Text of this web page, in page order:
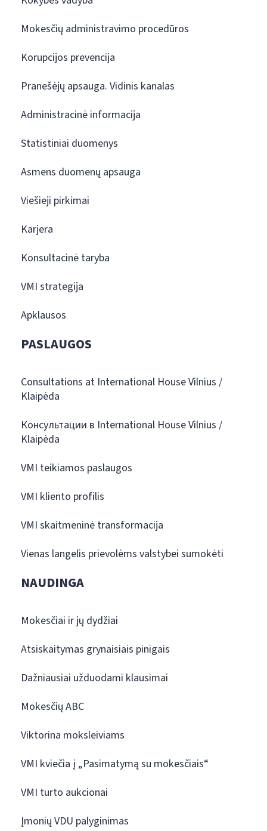
Mokesčių administravimo procedūros
Korupcijos prevencija
Pranešėjų apsauga. Vidinis kanalas
Administracinė informacija
Statistiniai duomenys
Asmens duomenų apsauga
Viešieji pirkimai
Karjera
Konsultacinė taryba
VMI strategija
Apklausos
PASLAUGOS
Consultations at International House Vilnius /
Klaipėda
Консультации в International House Vilnius /
Klaipėda
VMI teikiamos paslaugos
VMI kliento profilis
VMI skaitmeninė transformacija
Vienas langelis prievolėms valstybei sumokėti
NAUDINGA
Mokesčiai ir jų dydžiai
Atsiskaitymas grynaisiais pinigais
Dažniausiai užduodami klausimai
Mokesčių ABC
Viktorina moksleiviams
VMI kviečia į „Pasimatymą su mokesčiais“
VMI turto aukcionai
Įmonių VDU palyginimas